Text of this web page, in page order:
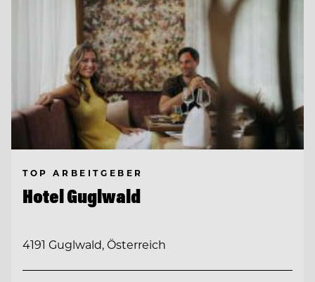
TOP ARBEITGEBER
Hotel Guglwald
4191 Guglwald, Österreich